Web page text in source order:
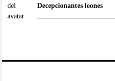
Decepcionantes leones